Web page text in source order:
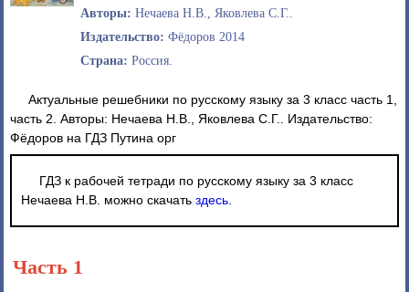
Авторы: Нечаева Н.В., Яковлева С.Г..
Издательство: Фёдоров 2014
Страна: Россия.
Актуальные решебники по русскому языку за 3 класс часть 1,
часть 2. Авторы: Нечаева Н.В., Яковлева С.Г.. Издательство:
Фёдоров на ГДЗ Путина орг
ГДЗ к рабочей тетради по русскому языку за 3 класс
Нечаева Н.В. можно скачать здесь
Часть 1